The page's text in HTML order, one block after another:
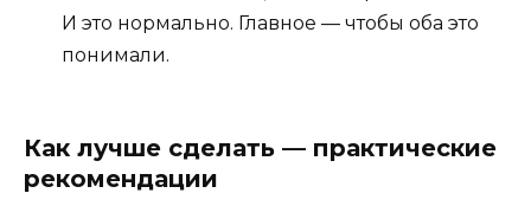
И это нормально. Главное — чтобы оба это
понимали.
Как лучше сделать — практические
рекомендации